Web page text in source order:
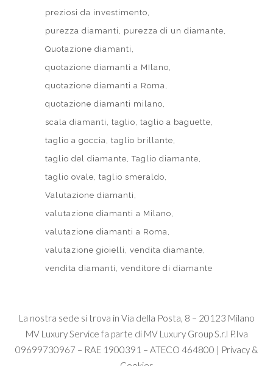
preziosi da investimento
purezza diamanti
purezza di un diamante
Quotazione diamanti
quotazione diamanti a MIlano
quotazione diamanti a Roma
quotazione diamanti milano
scala diamanti
taglio taglio a baguette
taglio a goccia
taglio brillante
taglio del diamante Taglio diamante
taglio ovale taglio smeraldo
Valutazione diamanti
valutazione diamanti a Milano
valutazione diamanti a Roma
valutazione gioielli
vendita diamante
vendita diamanti
venditore di diamante
La nostra sede si trova in Via della Posta, 8 – 20123 Milano
MV Luxury Service fa parte di MV Luxury Group S.r.l P.Iva
09699730967 – RAE 1900391 – ATECO 464800 | Privacy &